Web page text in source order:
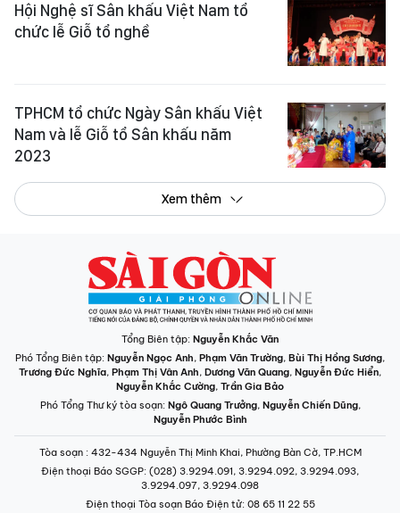
Hội Nghệ sĩ Sân khấu Việt Nam tổ
chức lễ Giỗ tổ nghề
TPHCM tổ chức Ngày Sân khấu Việt
Nam và lễ Giỗ tổ Sân khấu năm
2023
Xem thêm
Tổng Biên tập: Nguyễn Khắc Văn
Phó Tổng Biên tập: Nguyễn Ngọc Anh, Phạm Văn Trường, Bùi Thị Hồng Sương,
Trương Đức Nghĩa, Phạm Thị Vân Anh, Dương Văn Quang, Nguyễn Đức Hiển,
Nguyễn Khắc Cường, Trần Gia Bảo
Phó Tổng Thư ký tòa soạn: Ngô Quang Trưởng, Nguyễn Chiến Dũng,
Nguyễn Phước Bình
Tòa soạn : 432-434 Nguyễn Thị Minh Khai, Phường Bàn Cờ, TP.HCM
Điện thoại Báo SGGP: (028) 3.9294.091, 3.9294.092, 3.9294.093,
3.9294.097, 3.9294.098
Điện thoại Tòa soạn Báo Điện tử: 08 65 11 22 55